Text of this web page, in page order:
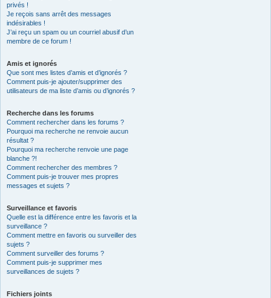
privés !
Je reçois sans arrêt des messages
indésirables !
J’ai reçu un spam ou un courriel abusif d’un
membre de ce forum !
Amis et ignorés
Que sont mes listes d’amis et d’ignorés ?
Comment puis-je ajouter/supprimer des
utilisateurs de ma liste d’amis ou d’ignorés ?
Recherche dans les forums
Comment rechercher dans les forums ?
Pourquoi ma recherche ne renvoie aucun
résultat ?
Pourquoi ma recherche renvoie une page
blanche ?!
Comment rechercher des membres ?
Comment puis-je trouver mes propres
messages et sujets ?
Surveillance et favoris
Quelle est la différence entre les favoris et la
surveillance ?
Comment mettre en favoris ou surveiller des
sujets ?
Comment surveiller des forums ?
Comment puis-je supprimer mes
surveillances de sujets ?
Fichiers joints